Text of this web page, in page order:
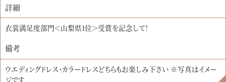
詳細
衣裳満足度部門＜山梨県1位＞受賞を記念して！
備考
ウエディングドレス・カラードレスどちらもお楽しみ下さい ※写真はイメー
ジです